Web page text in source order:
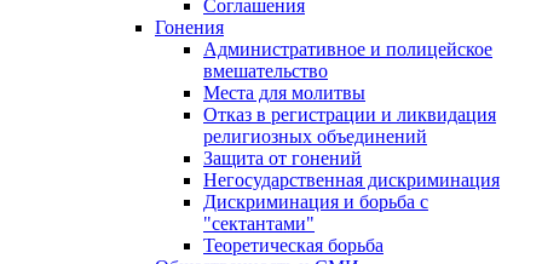
Соглашения
Гонения
Административное и полицейское
вмешательство
Места для молитвы
Отказ в регистрации и ликвидация
религиозных объединений
Защита от гонений
Негосударственная дискриминация
Дискриминация и борьба с
"сектантами"
Теоретическая борьба